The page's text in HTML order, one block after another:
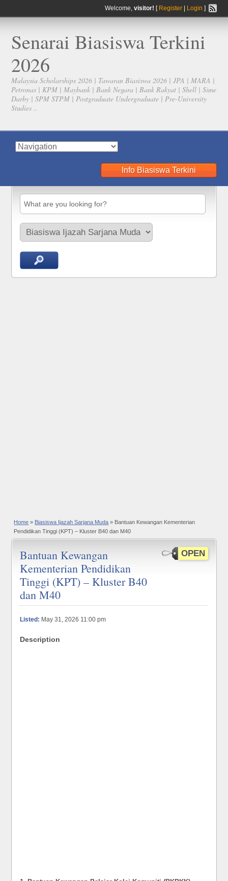
Welcome, visitor! [ Register| Login ]
Senarai Biasiswa Terkini
2026
Malaysia Scholarships 2026 | Tawaran Biasiswa 2026 | JPA | MARA |
Petronas | KPM | Maybank | Bank Negara | Bank Rakyat | Shell | Sime
Darby | SPM STPM | Postgraduate Undergraduate | Pre-University
Studies ..
Info Biasiswa Terkini
Home » Biasiswa Ijazah Sarjana Muda » Bantuan Kewangan Kementerian
Pendidikan Tinggi (KPT) – Kluster B40 dan M40
OPEN
Bantuan Kewangan
Kementerian Pendidikan
Tinggi (KPT) – Kluster B40
dan M40
Listed: May 31, 2026 11:00 pm
Description